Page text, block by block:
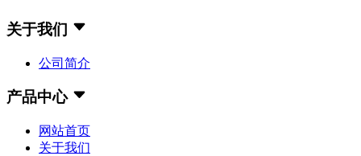
关于我们
公司简介
产品中心
网站首页
关于我们